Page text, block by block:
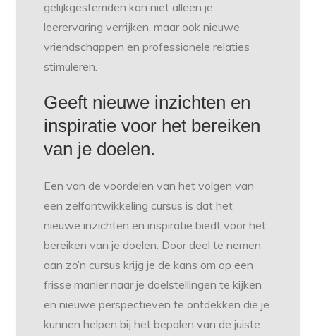
gelijkgestemden kan niet alleen je
leerervaring verrijken, maar ook nieuwe
vriendschappen en professionele relaties
stimuleren.
Geeft nieuwe inzichten en
inspiratie voor het bereiken
van je doelen.
Een van de voordelen van het volgen van
een zelfontwikkeling cursus is dat het
nieuwe inzichten en inspiratie biedt voor het
bereiken van je doelen. Door deel te nemen
aan zo’n cursus krijg je de kans om op een
frisse manier naar je doelstellingen te kijken
en nieuwe perspectieven te ontdekken die je
kunnen helpen bij het bepalen van de juiste